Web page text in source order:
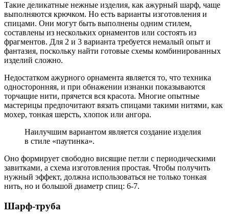
Такие деликатные нежные изделия, как ажурный шарф, чаще
выполняются крючком. Но есть варианты изготовления и
спицами. Они могут быть выполнены одним стилем,
составлены из нескольких орнаментов или состоять из
фрагментов. Для 2 и 3 варианта требуется немалый опыт и
фантазия, поскольку найти готовые схемы комбинированных
изделий сложно.
Недостатком ажурного орнамента является то, что техника
односторонняя, и при обнажении изнанки показываются
торчащие нити, прячется вся красота. Многие опытные
мастерицы предпочитают вязать спицами такими нитями, как
мохер, тонкая шерсть, хлопок или ангора.
Наилучшим вариантом является создание изделия
в стиле «паутинка».
Оно формирует свободно висящие петли с периодическими
завитками, а схема изготовления простая. Чтобы получить
нужный эффект, должна использоваться не только тонкая
нить, но и большой диаметр спиц: 6-7.
Шарф-труба